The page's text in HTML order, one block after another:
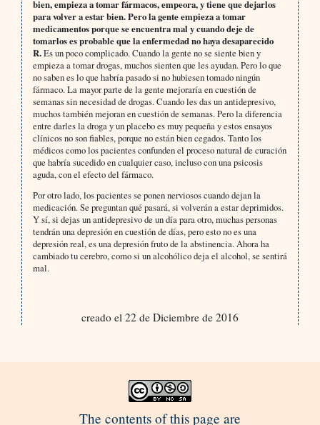
bien, empieza a tomar fármacos, empeora, y tiene que dejarlos
para volver a estar bien. Pero la gente empieza a tomar
medicamentos porque se encuentra mal y cuando deje de
tomarlos es probable que la enfermedad no haya desaparecido
R.Es un poco complicado. Cuando la gente no se siente bien y
empieza a tomar drogas, muchos sienten que les ayudan. Pero lo que
no saben es lo que habría pasado si no hubiesen tomado ningún
fármaco. La mayor parte de la gente mejoraría en cuestión de
semanas sin necesidad de drogas. Cuando les das un antidepresivo,
muchos también mejoran en cuestión de semanas. Pero la diferencia
entre darles la droga y un placebo es muy pequeña y estos ensayos
clínicos no son fiables, porque no están bien cegados. Tanto los
médicos como los pacientes confunden el proceso natural de curación
que habría sucedido en cualquier caso, incluso con una psicosis
aguda, con el efecto del fármaco.
Por otro lado, los pacientes se ponen nerviosos cuando dejan la
medicación. Se preguntan qué pasará, si volverán a estar deprimidos.
Y sí, si dejas un antidepresivo de un día para otro, muchas personas
tendrán una depresión en cuestión de días, pero esto no es una
depresión real, es una depresión fruto de la abstinencia. Ahora ha
cambiado tu cerebro, como si un alcohólico deja el alcohol, se sentirá
mal.
creado el 22 de Diciembre de 2016
The contents of this page are